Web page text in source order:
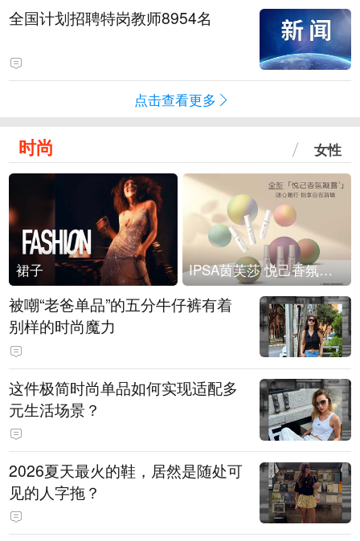
全国计划招聘特岗教师8954名
点击查看更多
时尚 女性
裙子 IPSA茵芙莎 悦己香氛凝露上市
被嘲“老爸单品”的五分牛仔裤有着
别样的时尚魔力
这件极简时尚单品如何实现适配多
元生活场景？
2026夏天最火的鞋，居然是随处可
见的人字拖？